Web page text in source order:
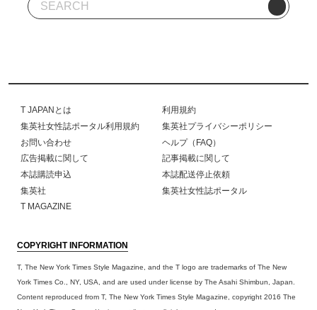
T JAPANとは
利用規約
集英社女性誌ポータル利用規約
集英社プライバシーポリシー
お問い合わせ
ヘルプ（FAQ）
広告掲載に関して
記事掲載に関して
本誌購読申込
本誌配送停止依頼
集英社
集英社女性誌ポータル
T MAGAZINE
COPYRIGHT INFORMATION
T, The New York Times Style Magazine, and the T logo are trademarks of The New
York Times Co., NY, USA, and are used under license by The Asahi Shimbun, Japan.
Content reproduced from T, The New York Times Style Magazine, copyright 2016 The